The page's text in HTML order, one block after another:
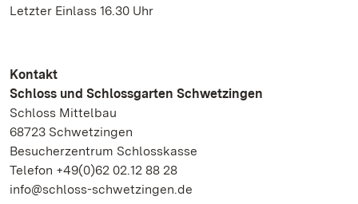
Letzter Einlass 16.30 Uhr
Kontakt
Schloss und Schlossgarten Schwetzingen
Schloss Mittelbau
68723 Schwetzingen
Besucherzentrum Schlosskasse
Telefon +49(0)62 02.12 88 28
info@schloss-schwetzingen.de